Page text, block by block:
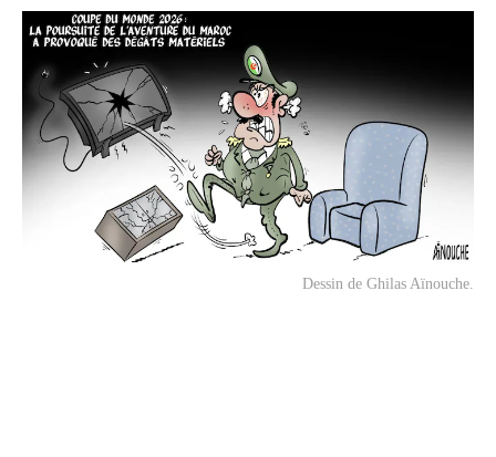
Dessin de Ghilas Aïnouche.